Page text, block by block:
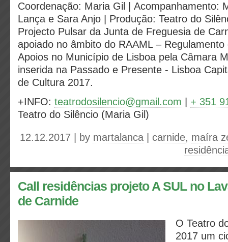
Coordenação: Maria Gil | Acompanhamento:
Lança e Sara Anjo | Produção: Teatro do
Projecto Pulsar da Junta de Freguesia de
apoiado no âmbito do RAAML – Regulamento
Apoios no Município de Lisboa pela Câmara
inserida na Passado e Presente - Lisboa
de Cultura 2017.
+INFO: teatrodosilencio@gmail.com
+ 351
Teatro do Silêncio (Maria Gil)
12.12.2017 | by martalanca carnide, maíra
Call residências projeto A SUL no
de Carnide
O Teatro
2017 um